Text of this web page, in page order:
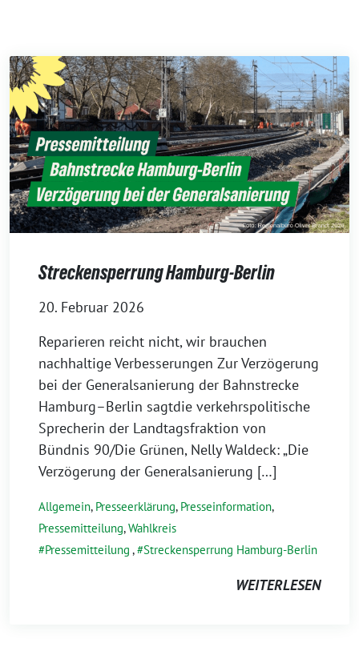
Streckensperrung Hamburg-Berlin
20. Februar 2026
Reparieren reicht nicht, wir brauchen
nachhaltige Verbesserungen Zur Verzögerung
bei der Generalsanierung der Bahnstrecke
Hamburg–Berlin sagtdie verkehrspolitische
Sprecherin der Landtagsfraktion von
Bündnis 90/Die Grünen, Nelly Waldeck: „Die
Verzögerung der Generalsanierung […]
Allgemein, Presseerklärung, Presseinformation,
Pressemitteilung,Wahlkreis
Pressemitteilung , Streckensperrung Hamburg-Berlin
WEITERLESEN